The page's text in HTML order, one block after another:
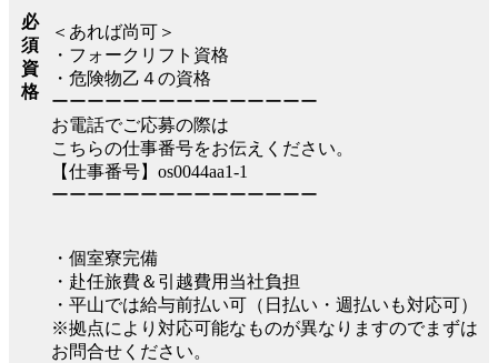
必
須
資
格
＜あれば尚可＞
・フォークリフト資格
・危険物乙４の資格
ーーーーーーーーーーーーーーー
お電話でご応募の際は
こちらの仕事番号をお伝えください。
【仕事番号】os0044aa1-1
ーーーーーーーーーーーーーーー
・個室寮完備
・赴任旅費＆引越費用当社負担
・平山では給与前払い可（日払い・週払いも対応可）
※拠点により対応可能なものが異なりますのでまずは
お問合せください。